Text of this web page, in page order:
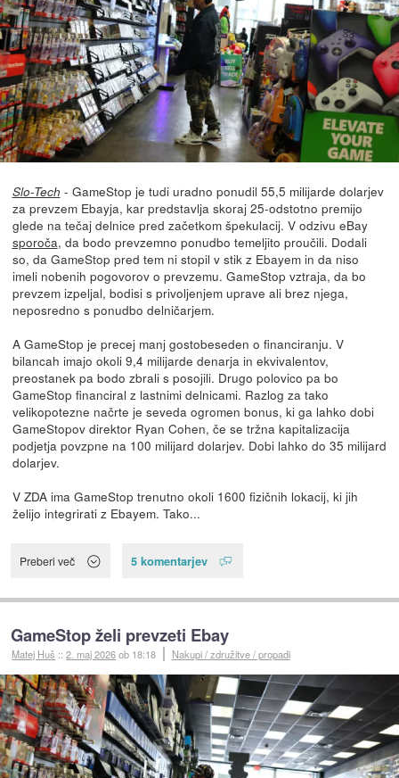
Slo-Tech - GameStop je tudi uradno ponudil 55,5 milijarde dolarjev
za prevzem Ebayja, kar predstavlja skoraj 25-odstotno premijo
glede na tečaj delnice pred začetkom špekulacij. V odzivu eBay
sporoča, da bodo prevzemno ponudbo temeljito proučili. Dodali
so, da GameStop pred tem ni stopil v stik z Ebayem in da niso
imeli nobenih pogovorov o prevzemu. GameStop vztraja, da bo
prevzem izpeljal, bodisi s privoljenjem uprave ali brez njega,
neposredno s ponudbo delničarjem.
A GameStop je precej manj gostobeseden o financiranju. V
bilancah imajo okoli 9,4 milijarde denarja in ekvivalentov,
preostanek pa bodo zbrali s posojili. Drugo polovico pa bo
GameStop financiral z lastnimi delnicami. Razlog za tako
velikopotezne načrte je seveda ogromen bonus, ki ga lahko dobi
GameStopov direktor Ryan Cohen, če se tržna kapitalizacija
podjetja povzpne na 100 milijard dolarjev. Dobi lahko do 35 milijard
dolarjev.
V ZDA ima GameStop trenutno okoli 1600 fizičnih lokacij, ki jih
želijo integrirati z Ebayem. Tako...
Preberi več 5 komentarjev
GameStop želi prevzeti Ebay
Matej Huš ::2. maj 2026ob 18:18 Nakupi / združitve / propadi